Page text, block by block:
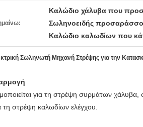
Καλώδιο χάλυβα που
Σωληνοειδής
Καλώδιο καλωδίων που
Σωληνωτή Μηχανή Στρέψης για την
για τη στρέψη συρμάτων
τη στρέψη καλωδίων ελέγχου.